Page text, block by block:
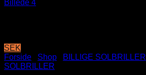
SEK
Forside
Shop BILLIGE SOLBRILLER
SOLBRILLER